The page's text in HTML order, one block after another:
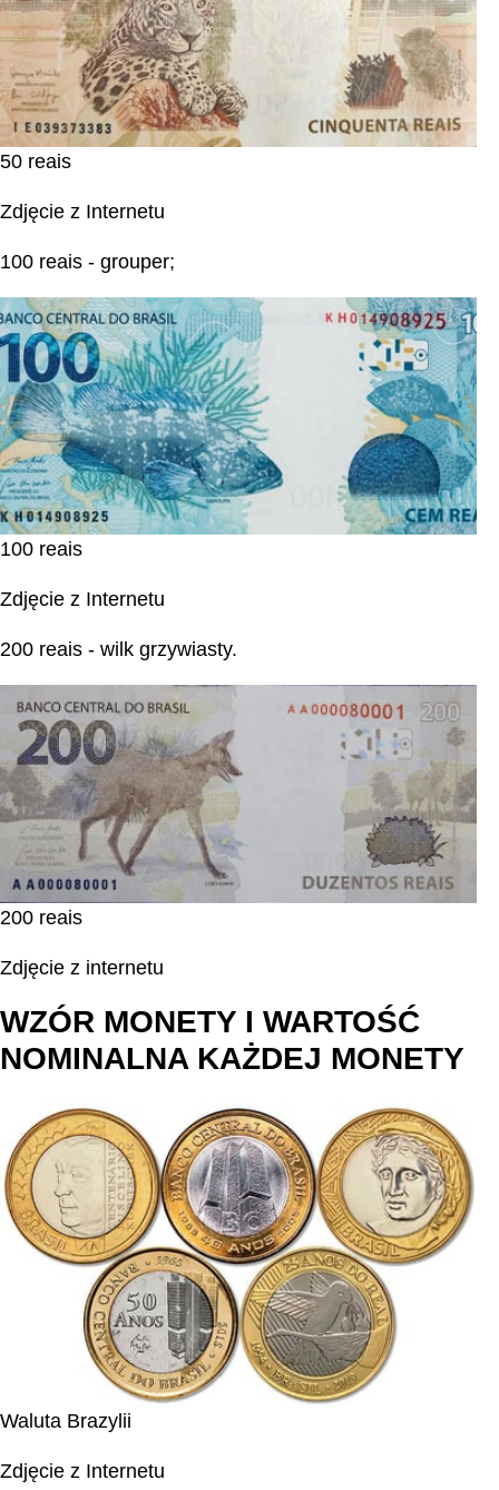
50 reais
Zdjęcie z Internetu
100 reais - grouper;
100 reais
Zdjęcie z Internetu
200 reais - wilk grzywiasty.
200 reais
Zdjęcie z internetu
WZÓR MONETY I WARTOŚĆ
NOMINALNA KAŻDEJ MONETY
Waluta Brazylii
Zdjęcie z Internetu